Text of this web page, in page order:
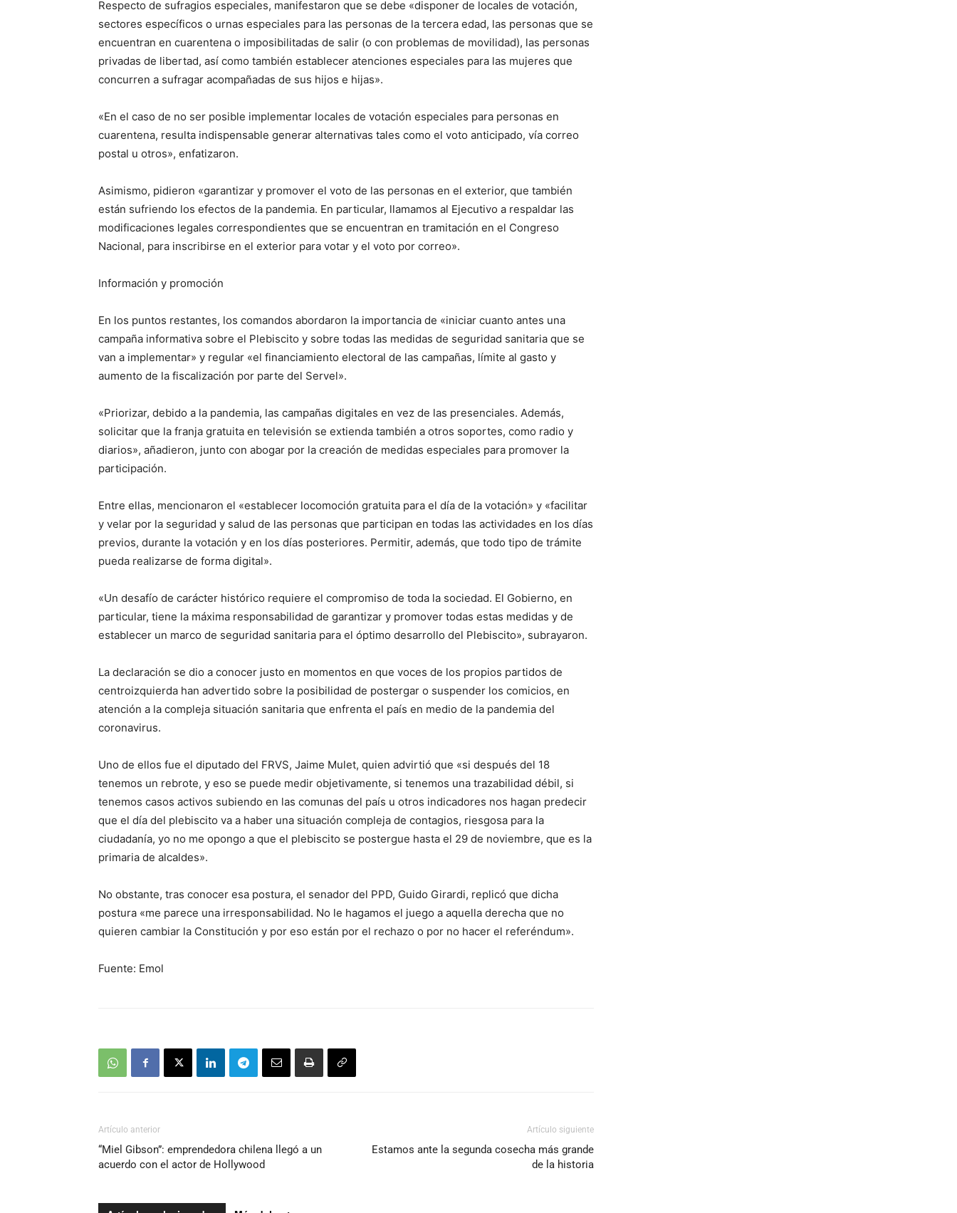
Respecto de sufragios especiales, manifestaron que se debe «disponer de locales de votación,
sectores específicos o urnas especiales para las personas de la tercera edad, las personas que se
encuentran en cuarentena o imposibilitadas de salir (o con problemas de movilidad), las personas
privadas de libertad, así como también establecer atenciones especiales para las mujeres que
concurren a sufragar acompañadas de sus hijos e hijas».
«En el caso de no ser posible implementar locales de votación especiales para personas en
cuarentena, resulta indispensable generar alternativas tales como el voto anticipado, vía correo
postal u otros», enfatizaron.
Asimismo, pidieron «garantizar y promover el voto de las personas en el exterior, que también
están sufriendo los efectos de la pandemia. En particular, llamamos al Ejecutivo a respaldar las
modificaciones legales correspondientes que se encuentran en tramitación en el Congreso
Nacional, para inscribirse en el exterior para votar y el voto por correo».
Información y promoción
En los puntos restantes, los comandos abordaron la importancia de «iniciar cuanto antes una
campaña informativa sobre el Plebiscito y sobre todas las medidas de seguridad sanitaria que se
van a implementar» y regular «el financiamiento electoral de las campañas, límite al gasto y
aumento de la fiscalización por parte del Servel».
«Priorizar, debido a la pandemia, las campañas digitales en vez de las presenciales. Además,
solicitar que la franja gratuita en televisión se extienda también a otros soportes, como radio y
diarios», añadieron, junto con abogar por la creación de medidas especiales para promover la
participación.
Entre ellas, mencionaron el «establecer locomoción gratuita para el día de la votación» y «facilitar
y velar por la seguridad y salud de las personas que participan en todas las actividades en los días
previos, durante la votación y en los días posteriores. Permitir, además, que todo tipo de trámite
pueda realizarse de forma digital».
«Un desafío de carácter histórico requiere el compromiso de toda la sociedad. El Gobierno, en
particular, tiene la máxima responsabilidad de garantizar y promover todas estas medidas y de
establecer un marco de seguridad sanitaria para el óptimo desarrollo del Plebiscito», subrayaron.
La declaración se dio a conocer justo en momentos en que voces de los propios partidos de
centroizquierda han advertido sobre la posibilidad de postergar o suspender los comicios, en
atención a la compleja situación sanitaria que enfrenta el país en medio de la pandemia del
coronavirus.
Uno de ellos fue el diputado del FRVS, Jaime Mulet, quien advirtió que «si después del 18
tenemos un rebrote, y eso se puede medir objetivamente, si tenemos una trazabilidad débil, si
tenemos casos activos subiendo en las comunas del país u otros indicadores nos hagan predecir
que el día del plebiscito va a haber una situación compleja de contagios, riesgosa para la
ciudadanía, yo no me opongo a que el plebiscito se postergue hasta el 29 de noviembre, que es la
primaria de alcaldes».
No obstante, tras conocer esa postura, el senador del PPD, Guido Girardi, replicó que dicha
postura «me parece una irresponsabilidad. No le hagamos el juego a aquella derecha que no
quieren cambiar la Constitución y por eso están por el rechazo o por no hacer el referéndum».
Fuente: Emol
Artículo anterior
“Miel Gibson”: emprendedora chilena llegó a un
acuerdo con el actor de Hollywood
Artículo siguiente
Estamos ante la segunda cosecha más grande
de la historia